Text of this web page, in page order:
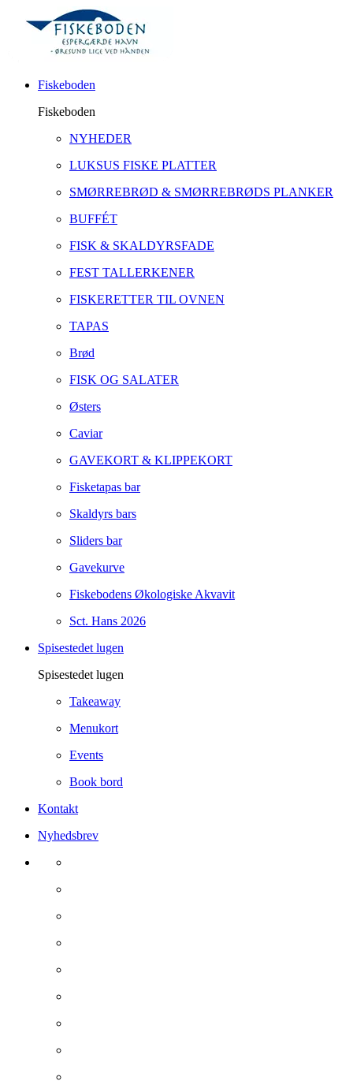
Fiskeboden
Fiskeboden
NYHEDER
LUKSUS FISKE PLATTER
SMØRREBRØD & SMØRREBRØDS PLANKER
BUFFÉT
FISK & SKALDYRSFADE
FEST TALLERKENER
FISKERETTER TIL OVNEN
TAPAS
Brød
FISK OG SALATER
Østers
Caviar
GAVEKORT & KLIPPEKORT
Fisketapas bar
Skaldyrs bars
Sliders bar
Gavekurve
Fiskebodens Økologiske Akvavit
Sct. Hans 2026
Spisestedet lugen
Spisestedet lugen
Takeaway
Menukort
Events
Book bord
Kontakt
Nyhedsbrev